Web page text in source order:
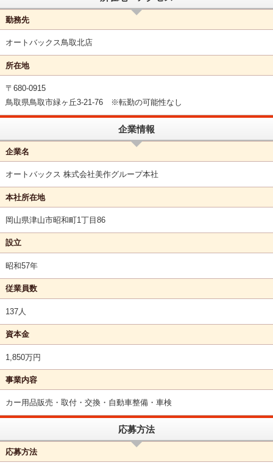
勤務先
オートバックス鳥取北店
所在地
〒680-0915
鳥取県鳥取市緑ヶ丘3-21-76 ※転勤の可能性なし
企業情報
企業名
オートバックス 株式会社美作グループ本社
本社所在地
岡山県津山市昭和町1丁目86
設立
昭和57年
従業員数
137人
資本金
1,850万円
事業内容
カー用品販売・取付・交換・自動車整備・車検
応募方法
応募方法